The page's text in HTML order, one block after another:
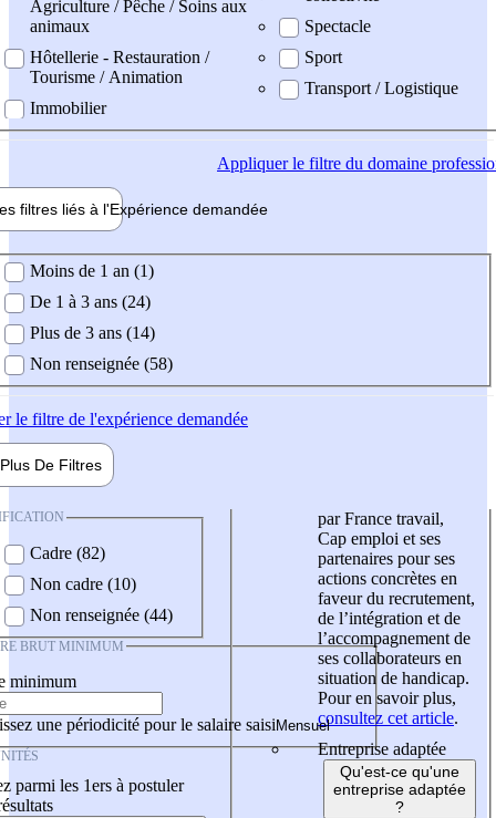
Agriculture / Pêche / Soins aux
animaux
Hôtellerie - Restauration /
Tourisme / Animation
Immobilier
Spectacle
Sport
Transport / Logistique
Appliquerle filtre du domaine
filtres liés à l'Expérience demandée
demandée
Moins de 1 an (1)
De 1 à 3 ans (24)
Plus de 3 ans (14)
Non renseignée (58)
le filtre de l'expérience demandée
Plus De Filtres
Cadre (82)
Non cadre (10)
Non renseignée (44)
BRUT MINIMUM
minimum
une périodicité pour le salaire saisi
parmi les 1ers à postuler
par France travail,
Cap emploi et ses
partenaires pour ses
actions concrètes en
faveur du recrutement,
de l’intégration et de
l’accompagnement de
ses collaborateurs en
situation de handicap.
Pour en savoir plus,
consultez cet article.
Entreprise adaptée
Qu'est-ce qu'une
entreprise adaptée
?